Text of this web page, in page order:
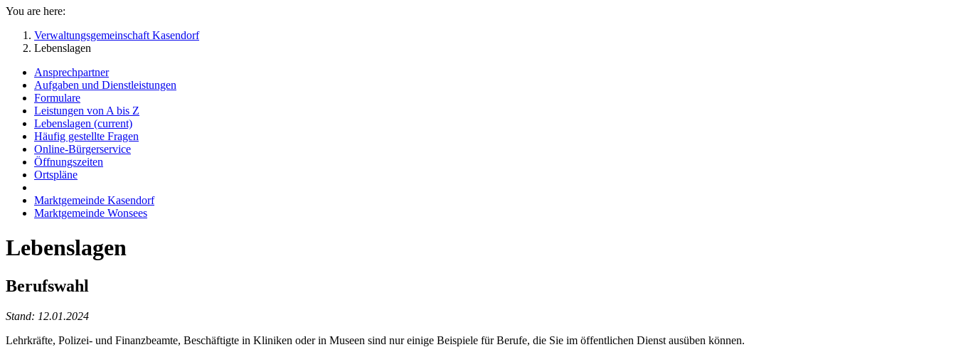
You are here:
Verwaltungsgemeinschaft Kasendorf
Lebenslagen
Ansprechpartner
Aufgaben und Dienstleistungen
Formulare
Leistungen von A bis Z
Lebenslagen (current)
Häufig gestellte Fragen
Online-Bürgerservice
Öffnungszeiten
Ortspläne
Marktgemeinde Kasendorf
Marktgemeinde Wonsees
Lebenslagen
Berufswahl
Stand: 12.01.2024
Lehrkräfte, Polizei- und Finanzbeamte, Beschäftigte in Kliniken oder in Museen sind nur einige Beispiele für Berufe, die Sie im öffentlichen Dienst ausüben können.